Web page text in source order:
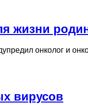
жизни
онколог и
вирусов